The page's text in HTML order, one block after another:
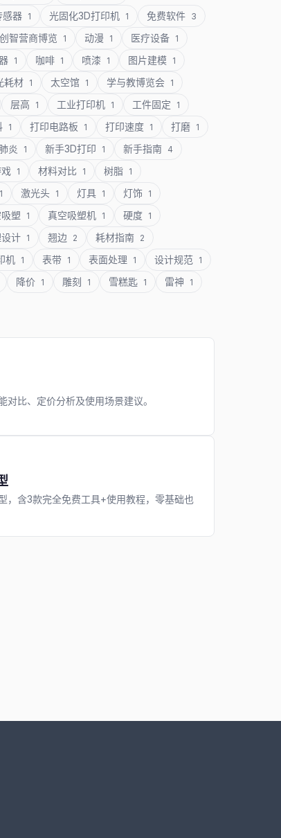
感器 1 光固化3D打印机 1 免费软件 3
创智营商博览 1 动漫 1 医疗设备 1
1 咖啡 1 喷漆 1 图片建模 1
耗材 1 太空馆 1 学与教博览会 1
层高 1 工业打印机 1 工件固定 1
1 打印电路板 1 打印速度 1 打磨 1
炎 1 新手3D打印 1 新手指南 4
1 材料对比 1 树脂 1
1 激光头 1 灯具 1 灯饰 1
塑 1 真空吸塑机 1 硬度 1
计 1 翘边 2 耗材指南 2
机 1 表带 1 表面处理 1 设计规范 1
降价 1 雕刻 1 雪糕匙 1 雷神 1
比、定价分析及使用场景建议。
含3款完全免费工具+使用教程，零基础也